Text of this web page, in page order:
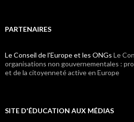
PARTENAIRES
Le Conseil de l'Europe et les ONGs Le
organisations non gouvernementales :
et de la citoyenneté active en Europe
SITE D'ÉDUCATION AUX MÉDIAS